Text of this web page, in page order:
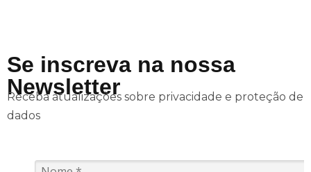
Se inscreva na nossa
Newsletter
Receba atualizações sobre privacidade e proteção de
dados